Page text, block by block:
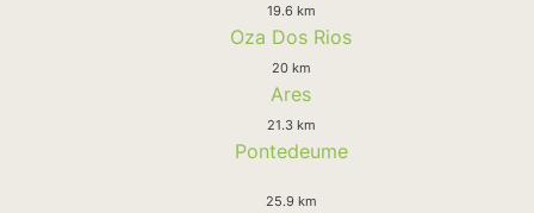
19.6 km
Oza Dos Rios
20 km
Ares
21.3 km
Pontedeume
25.9 km